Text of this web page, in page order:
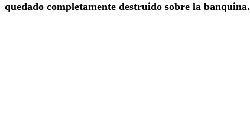
quedado completamente destruido sobre la banquina.